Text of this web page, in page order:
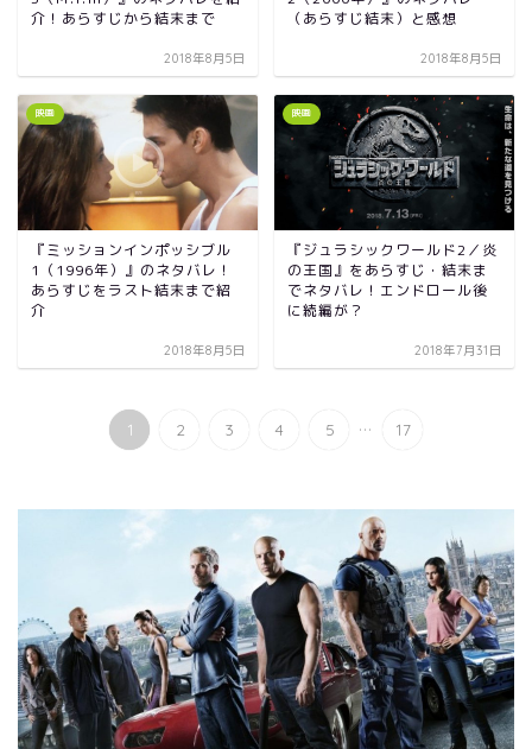
介！あらすじから結末まで
2018年8月5日
（あらすじ結末）と感想
2018年8月5日
映画
『ミッションインポッシブル
1（1996年）』のネタバレ！
あらすじをラスト結末まで紹
介
2018年8月5日
映画
『ジュラシックワールド2／炎
の王国』をあらすじ・結末ま
でネタバレ！エンドロール後
に続編が？
2018年7月31日
1 2 3 4 5 ... 17